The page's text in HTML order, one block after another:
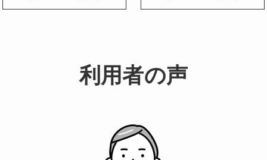
利用者の声